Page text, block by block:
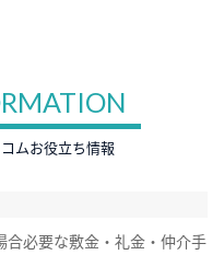
ムお役立ち情報
合必要な敷金・礼金・仲介手